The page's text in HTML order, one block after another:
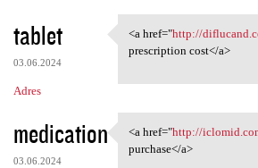
tablet
03.06.2024
Adres
<a href="http://
<a href="http://
prescription cost</a>
medication
03.06.2024
<a href="http://
<a href="http://
purchase</a>